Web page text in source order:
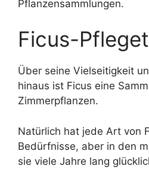
Pflanzensammlungen.
Ficus-
Über seine Vielseitigkeit
hinaus ist Ficus eine
Zimmerpflanzen.
Natürlich hat jede Art von
Bedürfnisse, aber in den
sie viele Jahre lang